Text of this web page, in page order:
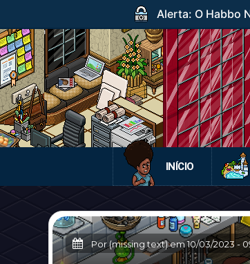
Alerta: O Habbo
INÍCIO
Por (missing text) em10/03/2023-